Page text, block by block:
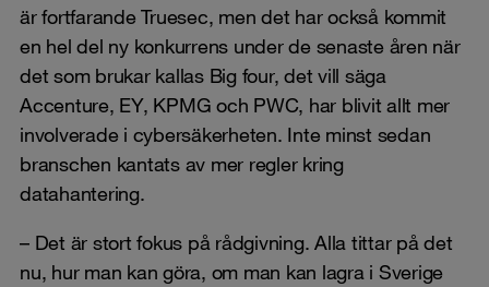
är fortfarande Truesec, men det har också kommit
en hel del ny konkurrens under de senaste åren när
det som brukar kallas Big four, det vill säga
Accenture, EY, KPMG och PWC, har blivit allt mer
involverade i cybersäkerheten. Inte minst sedan
branschen kantats av mer regler kring
datahantering.
– Det är stort fokus på rådgivning. Alla tittar på det
nu, hur man kan göra, om man kan lagra i Sverige